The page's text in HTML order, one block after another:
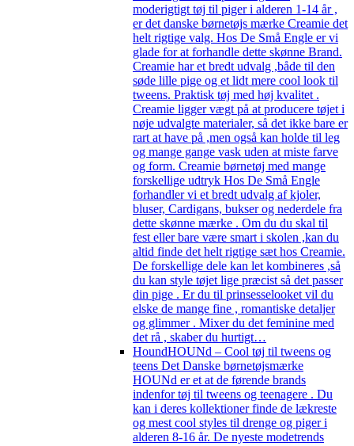
moderigtigt tøj til piger i alderen 1-14 år ,
er det danske børnetøjs mærke Creamie det
helt rigtige valg. Hos De Små Engle er vi
glade for at forhandle dette skønne Brand.
Creamie har et bredt udvalg ,både til den
søde lille pige og et lidt mere cool look til
tweens. Praktisk tøj med høj kvalitet .
Creamie ligger vægt på at producere tøjet i
nøje udvalgte materialer, så det ikke bare er
rart at have på ,men også kan holde til leg
og mange gange vask uden at miste farve
og form. Creamie børnetøj med mange
forskellige udtryk Hos De Små Engle
forhandler vi et bredt udvalg af kjoler,
bluser, Cardigans, bukser og nederdele fra
dette skønne mærke . Om du du skal til
fest eller bare være smart i skolen ,kan du
altid finde det helt rigtige sæt hos Creamie.
De forskellige dele kan let kombineres ,så
du kan style tøjet lige præcist så det passer
din pige . Er du til prinsesselooket vil du
elske de mange fine , romantiske detaljer
og glimmer . Mixer du det feminine med
det rå , skaber du hurtigt…
HoundHOUNd – Cool tøj til tweens og
teens Det Danske børnetøjsmærke
HOUNd er et at de førende brands
indenfor tøj til tweens og teenagere . Du
kan i deres kollektioner finde de lækreste
og mest cool styles til drenge og piger i
alderen 8-16 år. De nyeste modetrends